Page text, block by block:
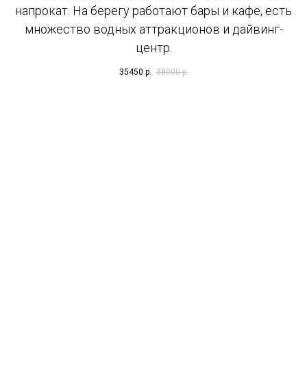
напрокат. На берегу работают бары и кафе, есть
множество водных аттракционов и дайвинг-
центр.
35450 р. 38000 р.